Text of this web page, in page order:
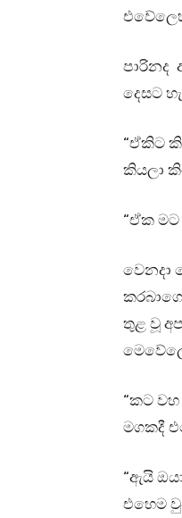
පාරිනද
දෙසට
“ඒකිට
කියලා
“ඒක
වෙනදා
තුළ වූ
“කට
මගකදී
“ඇයි
එහෙම